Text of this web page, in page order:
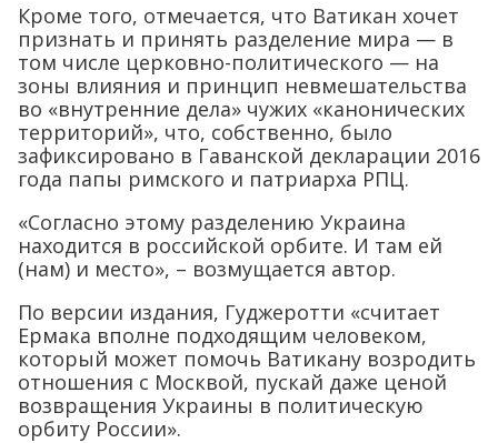
Кроме того, отмечается, что Ватикан хочет
признать и принять разделение мира — в
том числе церковно-политического — на
зоны влияния и принцип невмешательства
во «внутренние дела» чужих «канонических
территорий», что, собственно, было
зафиксировано в Гаванской декларации 2016
года папы римского и патриарха РПЦ.
«Согласно этому разделению Украина
находится в российской орбите. И там ей
(нам) и место», – возмущается автор.
По версии издания, Гуджеротти «считает
Ермака вполне подходящим человеком,
который может помочь Ватикану возродить
отношения с Москвой, пускай даже ценой
возвращения Украины в политическую
орбиту России».